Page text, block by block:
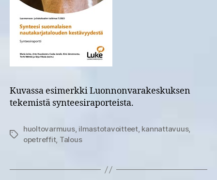
Kuvassa esimerkki Luonnonvarakeskuksen
tekemistä synteesiraporteista.
Avainsanat
huoltovarmuus, ilmastotavoitteet, kannattavuus,
opetreffit, Talous